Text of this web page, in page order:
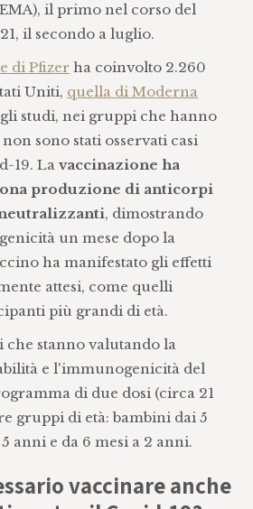
il primo nel corso del
il secondo a luglio.
di Pfizer ha coinvolto 2.260
Uniti, quella di Moderna
studi, nei gruppi che hanno
sono stati osservati casi
19. Lavaccinazione ha
produzione di anticorpi
, dimostrando
un mese dopo la
ha manifestato gli effetti
attesi, come quelli
più grandi di età.
che stanno valutando la
e l'immunogenicità del
di due dosi (circa 21
gruppi di età: bambini dai 5
anni e da 6 mesi a 2 anni.
vaccinare anche